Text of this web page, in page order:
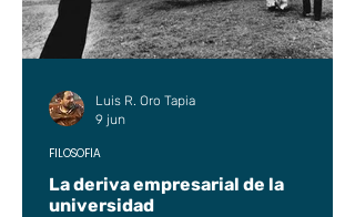
La deriva empresarial de la
universidad
FILOSOFÍA
Luis R. Oro Tapia
9 jun